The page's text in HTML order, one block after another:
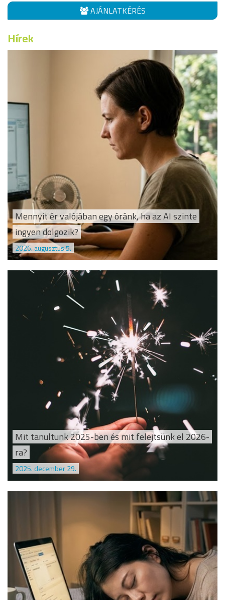
AJÁNLATKÉRÉS
Hírek
Mennyit ér valójában egy óránk, ha az AI szinte
ingyen dolgozik?
2026. augusztus 5.
Mit tanultunk 2025-ben és mit felejtsünk el 2026-
ra?
2025. december 29.